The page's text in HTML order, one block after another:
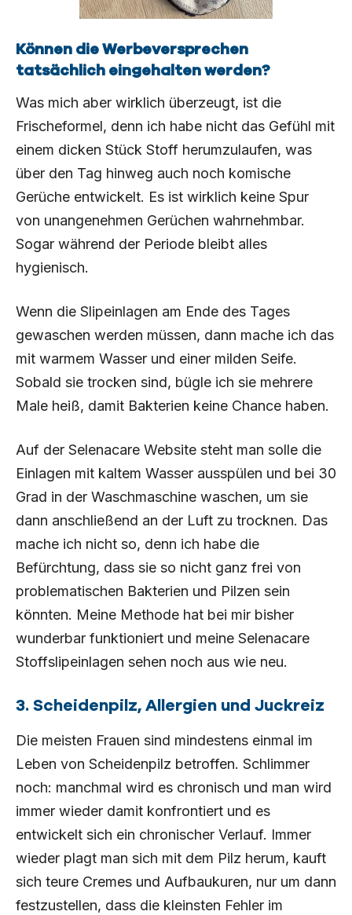
Können die Werbeversprechen
tatsächlich eingehalten werden?
Was mich aber wirklich überzeugt, ist die
Frischeformel, denn ich habe nicht das Gefühl mit
einem dicken Stück Stoff herumzulaufen, was
über den Tag hinweg auch noch komische
Gerüche entwickelt. Es ist wirklich keine Spur
von unangenehmen Gerüchen wahrnehmbar.
Sogar während der Periode bleibt alles
hygienisch.
Wenn die Slipeinlagen am Ende des Tages
gewaschen werden müssen, dann mache ich das
mit warmem Wasser und einer milden Seife.
Sobald sie trocken sind, bügle ich sie mehrere
Male heiß, damit Bakterien keine Chance haben.
Auf der Selenacare Website steht man solle die
Einlagen mit kaltem Wasser ausspülen und bei 30
Grad in der Waschmaschine waschen, um sie
dann anschließend an der Luft zu trocknen. Das
mache ich nicht so, denn ich habe die
Befürchtung, dass sie so nicht ganz frei von
problematischen Bakterien und Pilzen sein
könnten. Meine Methode hat bei mir bisher
wunderbar funktioniert und meine Selenacare
Stoffslipeinlagen sehen noch aus wie neu.
3. Scheidenpilz, Allergien und Juckreiz
Die meisten Frauen sind mindestens einmal im
Leben von Scheidenpilz betroffen. Schlimmer
noch: manchmal wird es chronisch und man wird
immer wieder damit konfrontiert und es
entwickelt sich ein chronischer Verlauf. Immer
wieder plagt man sich mit dem Pilz herum, kauft
sich teure Cremes und Aufbaukuren, nur um dann
festzustellen, dass die kleinsten Fehler im